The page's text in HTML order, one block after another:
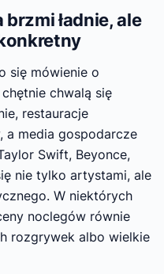
ładnie, ale
się mówienie o
chwalą się
restauracje
a media gospodarcze
Swift, Beyonce,
nie tylko artystami, ale
W niektórych
noclegów równie
rozgrywek albo wielkie